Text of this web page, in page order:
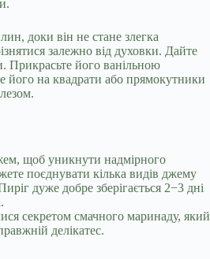
доки він не стане злегка
залежно від духовки. Дайте
Прикрасьте його ванільною
на квадрати або прямокутники
щоб уникнути надмірного
поєднувати кілька видів джему
дуже добре зберігається 2−3 дні
секретом смачного маринаду, який
делікатес.